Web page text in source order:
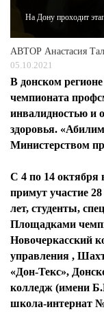
На Дону проходит
АВТОР Анастасия
05.10.2021
В донском
чемпионата
инвалидностью и
здоровья.
Министерством
С 4 по 14 октября
примут участие
лет, студенты,
Площадками
Новочеркасский
управления ,
«Дон-Текс»,
колледж (имени
школа-интернат